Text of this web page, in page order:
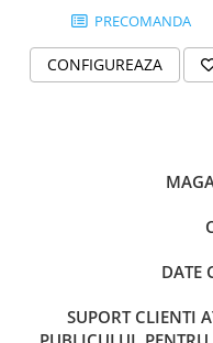
PRECOMANDA
CONFIGUREAZA
DATE
SUPORT CLIENTI